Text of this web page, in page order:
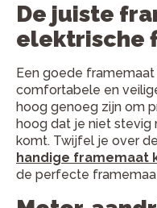
De juiste
elektrische
Een goede
comfortabele en
hoog genoeg zijn om
hoog dat je niet
komt. Twijfel je over
handige framemaat
de perfecte